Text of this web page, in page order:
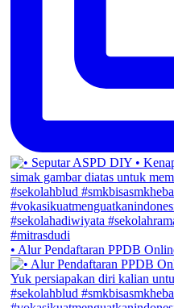
• Alur Pendaftaran PPDB